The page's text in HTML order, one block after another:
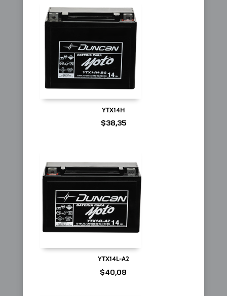
YTX14H
$38,35
YTX14L-A2
$40,08